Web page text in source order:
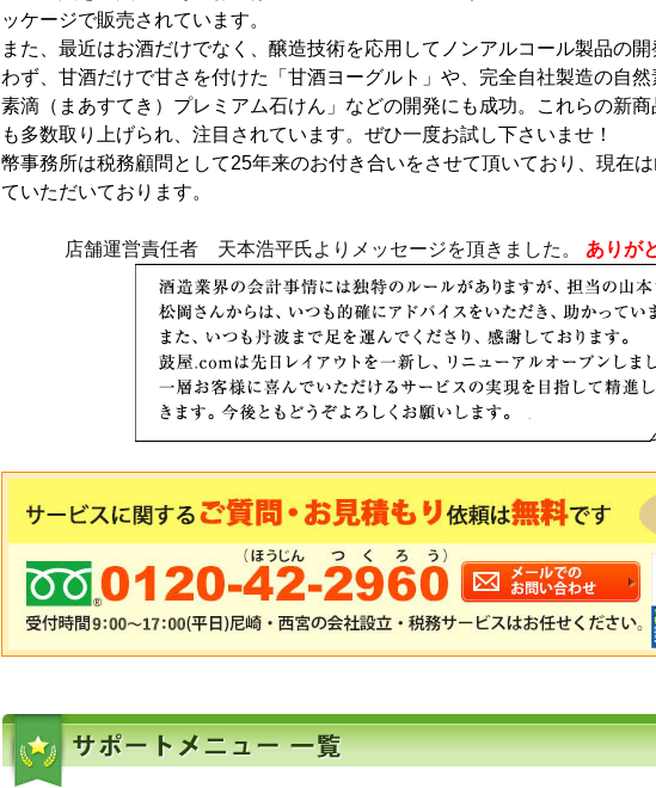
ッケージで販売されています。
また、最近はお酒だけでなく、醸造技術を応用してノンアルコール製品の
わず、甘酒だけで甘さを付けた「甘酒ヨーグルト」や、完全自社製造の自
素滴（まあすてき）プレミアム石けん」などの開発にも成功。これらの新
も多数取り上げられ、注目されています。ぜひ一度お試し下さいませ！
幣事務所は税務顧問として25年来のお付き合いをさせて頂いており、現在
ていただいております。
店舗運営責任者 天本浩平氏よりメッセージを頂きました。 ありが